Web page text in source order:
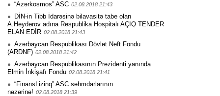
“Azərkosmos” ASC 02.08.2018 21:43
DİN-in Tibb İdarəsinə bilavasitə tabe olan
A.Heydərov adına Respublika Hospitalı AÇIQ TENDER
ELAN EDİR 02.08.2018 21:43
Azərbaycan Respublikası Dövlət Neft Fondu
(ARDNF) 02.08.2018 21:42
Azərbaycan Respublikasının Prezidenti yanında
Elmin İnkişafı Fondu 02.08.2018 21:41
“FinansLizinq” ASC səhmdarlarının
nəzərinə! 02.08.2018 21:39